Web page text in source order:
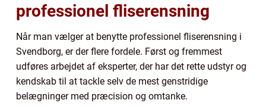
professionel fliserensning
Når man vælger at benytte professionel fliserensning i
Svendborg, er der flere fordele. Først og fremmest
udføres arbejdet af eksperter, der har det rette udstyr og
kendskab til at tackle selv de mest genstridige
belægninger med præcision og omtanke.